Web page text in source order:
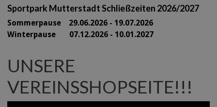
Sportpark Mutterstadt Schließzeiten 2026/2027
Sommerpause 29.06.2026 - 19.07.2026
Winterpause 07.12.2026 - 10.01.2027
UNSERE
VEREINSSHOPSEITE!!!